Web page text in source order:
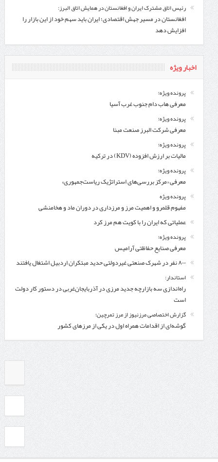
رئیس اتاق مشترک ایران و افغانستان در همایش اتاق البرز:
افغانستان در مسیر جهش اقتصادی؛ ایران باید سهم خود از این بازار را
افزایش دهد
اخبار ویژه
پرونده ویژه؛
معرفی هاب دام جنوب غرب آسیا
پرونده ویژه؛
معرفی شركت البرز صنعت مبنا
پرونده ویژه؛
مالیات بر ارزش افزوده (KDV) در ترکیه
پرونده ویژه؛
معرفی «مرکز بررسی‌های استراتژیک ریاست‌جمهوری»
پرونده ویژه
مفهوم قلمرو و اهمیت مرز و مرزداری در دوران ماد و هخامنشی
عملیاتی که ایران را با کویت هم مرز کرد
پرونده ویژه؛
معرفی صنایع حفاظتی آرامیس
۸۰۰ نفر در شهرک صنعتی غیردولتی حدید مبتکران اردبیل اشتغال یافتند
استاندار:
راه‌اندازی سه بازارچه جدید مرزی در آذربایجان‌غربی در دستور کار دولت
است
گزارش اختصاصی مرزنیوز از مرز تمرچین؛
گوشه‌ای از اقدامات همراه اول در یکی از مرزهای کشور